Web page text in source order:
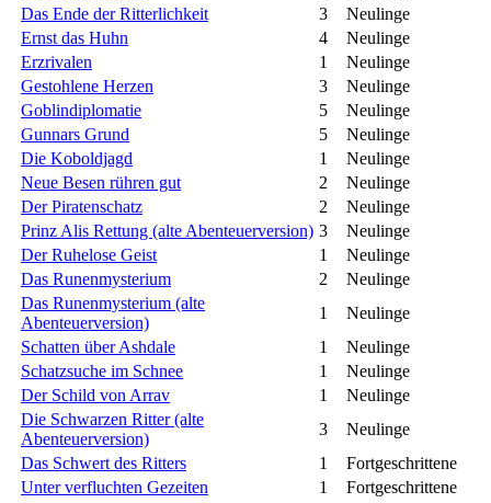
Das Ende der Ritterlichkeit
3
Neulinge
Ernst das Huhn
4
Neulinge
Erzrivalen
1
Neulinge
Gestohlene Herzen
3
Neulinge
Goblindiplomatie
5
Neulinge
Gunnars Grund
5
Neulinge
Die Koboldjagd
1
Neulinge
Neue Besen rühren gut
2
Neulinge
Der Piratenschatz
2
Neulinge
Prinz Alis Rettung (alte Abenteuerversion) 3
Neulinge
Der Ruhelose Geist
1
Neulinge
Das Runenmysterium
2
Neulinge
Das Runenmysterium (alte
Abenteuerversion)
1
Neulinge
Schatten über Ashdale
1
Neulinge
Schatzsuche im Schnee
1
Neulinge
Der Schild von Arrav
1
Neulinge
Die Schwarzen Ritter (alte
Abenteuerversion)
3
Neulinge
Das Schwert des Ritters
1
Fortgeschrittene
Unter verfluchten Gezeiten
1
Fortgeschrittene